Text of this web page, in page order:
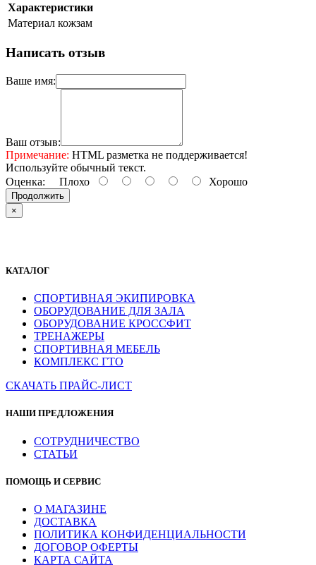
Характеристики
Материал кожзам
Написать отзыв
Ваше имя:
Ваш отзыв:
Примечание: HTML разметка не поддерживается!
Используйте обычный текст.
Оценка: Плохо Хорошо
Продолжить
×
КАТАЛОГ
СПОРТИВНАЯ ЭКИПИРОВКА
ОБОРУДОВАНИЕ ДЛЯ ЗАЛА
ОБОРУДОВАНИЕ КРОССФИТ
ТРЕНАЖЕРЫ
СПОРТИВНАЯ МЕБЕЛЬ
КОМПЛЕКС ГТО
СКАЧАТЬ ПРАЙС-ЛИСТ
НАШИ ПРЕДЛОЖЕНИЯ
СОТРУДНИЧЕСТВО
СТАТЬИ
ПОМОЩЬ И СЕРВИС
О МАГАЗИНЕ
ДОСТАВКА
ПОЛИТИКА КОНФИДЕНЦИАЛЬНОСТИ
ДОГОВОР ОФЕРТЫ
КАРТА САЙТА